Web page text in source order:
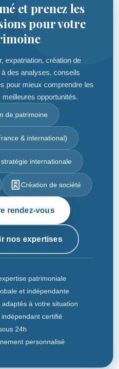
et prenez les
pour votre
expatriation, création de
des analyses, conseils
pour mieux comprendre les
opportunités.
de patrimoine
& international)
internationale
Création de société
rendez-vous
nos expertises
patrimoniale
et indépendante
adaptés à votre situation
certifié
24h
personnalisé